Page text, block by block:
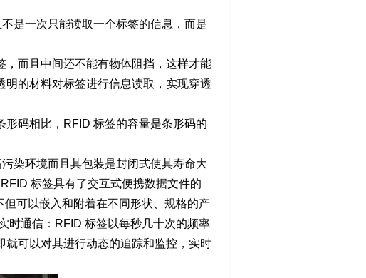
是一次只能读取一个标签的信息，而是
，而且中间还不能有物体阻挡，这样才能
的材料对标签进行信息读取，实现穿透
形码相比，RFID 标签的容量是条形码的
染环境而且其包装是封闭式使其寿命大
标签具有了交互式便携数据文件的
可以嵌入和附着在不同形状、规格的产
时通信：RFID 标签以每秒几十次的频率
可以对其进行动态的追踪和监控，实时